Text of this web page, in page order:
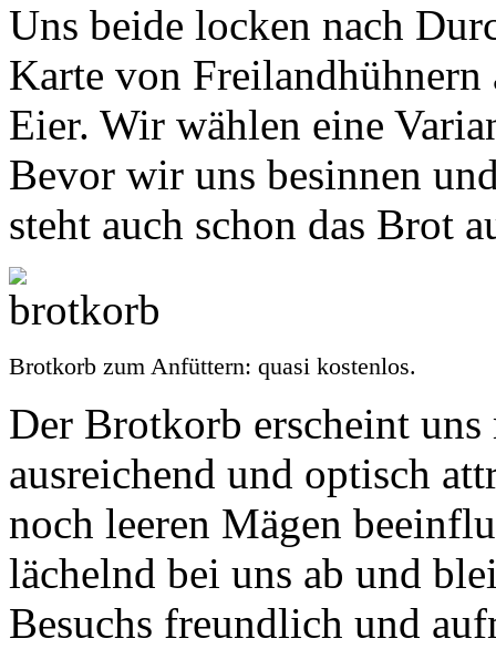
Uns beide locken nach
Karte von Freilandhühnern
Eier. Wir wählen eine
Bevor wir uns besinnen
steht auch schon das Brot
Brotkorb zum Anfüttern: quasi kostenlos.
Der Brotkorb erscheint uns
ausreichend und optisch
noch leeren Mägen
lächelnd bei uns ab und
Besuchs freundlich und